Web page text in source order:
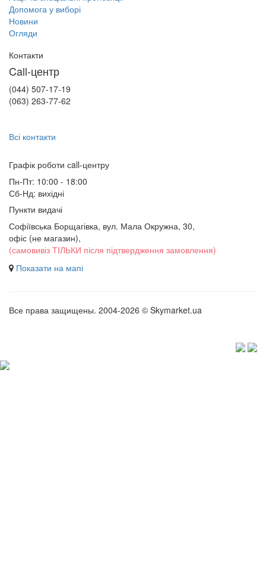
Допомога у виборі
Новини
Огляди
Контакти
Call-центр
(044) 507-17-19
(063) 263-77-62
Всі контакти
Графік роботи сall-центру
Пн-Пт: 10:00 - 18:00
Сб-Нд: вихідні
Пункти видачі
Софіївська Борщагівка, вул. Мала Окружна, 30,
офіс (не магазин),
(самовивіз ТІЛЬКИ після підтвердження замовлення)
Показати на мапі
Все права защищены. 2004-2026 © Skymarket.ua